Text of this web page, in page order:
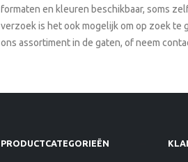
formaten en kleuren beschikbaar, soms
verzoek is het ook mogelijk om op zoek te
ons assortiment in de gaten, of neem
PRODUCTCATEGORIEËN